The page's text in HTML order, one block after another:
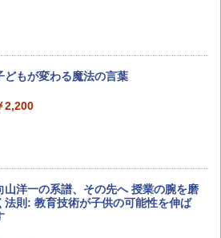
どもが変わる魔法の言葉
2,200
山洋一の系譜、その先へ 授業の腕を磨
法則: 教育技術が子供の可能性を伸ば